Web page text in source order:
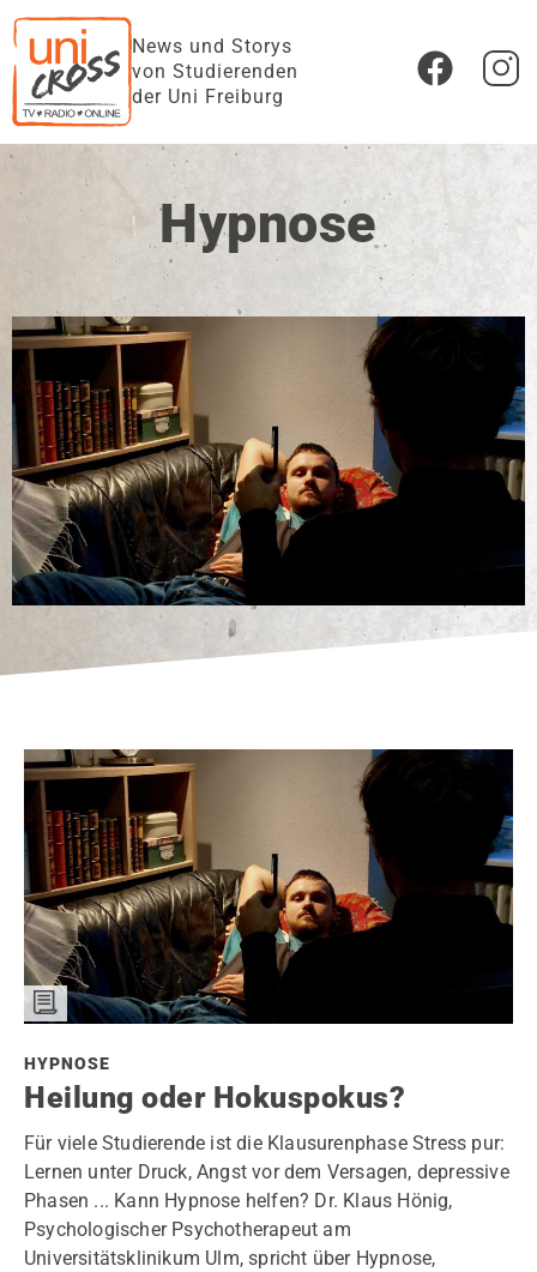
News und Storys
von Studierenden
der Uni Freiburg
Hypnose
HYPNOSE
Heilung oder Hokuspokus?
Für viele Studierende ist die Klausurenphase Stress pur:
Lernen unter Druck, Angst vor dem Versagen, depressive
Phasen ... Kann Hypnose helfen? Dr. Klaus Hönig,
Psychologischer Psychotherapeut am
Universitätsklinikum Ulm, spricht über Hypnose,